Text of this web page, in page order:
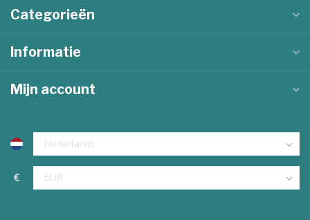
Categorieën
Informatie
Mijn account
€